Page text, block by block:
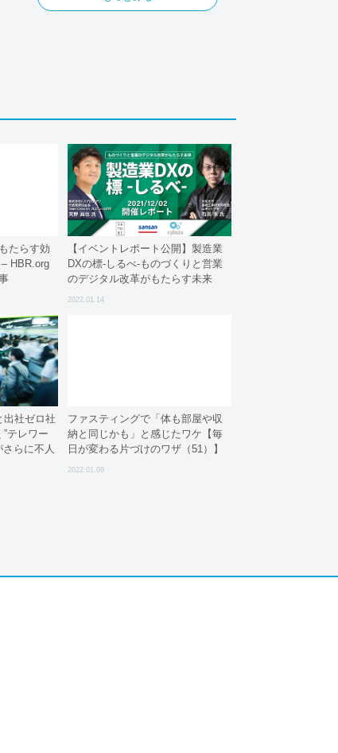
たらす効
HBR.org
【イベントレポート公開】製造業
DXの標-しるべ-ものづくりと営業
のデジタル改革がもたらす未来
2022.01.14
出社ゼロ社
テレワー
さらに不人
ファスティングで「体も部屋や収
納と同じかも」と感じたワケ【毎
日が変わる片づけのワザ（51）】
2022.01.09